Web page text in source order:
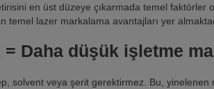
en üst düzeye çıkarmada temel
temel lazer markalama avantajları yer
Daha düşük işletme
solvent veya şerit gerektirmez. Bu, yinelenen